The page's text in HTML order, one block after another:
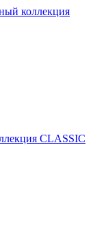
коллекция
CLASSIC